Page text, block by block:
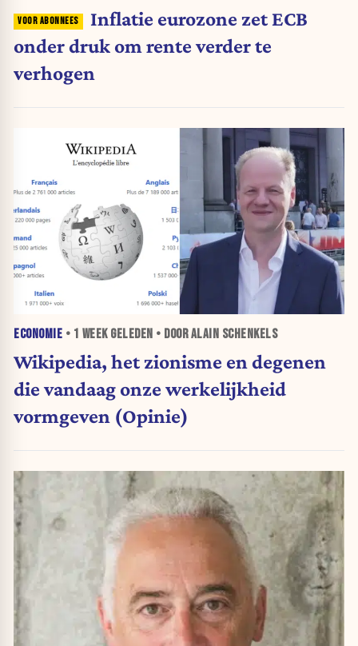
Inflatie eurozone zet ECB
onder druk om rente verder te
verhogen
ECONOMIE • 1 WEEKGELEDEN • DOOR ALAIN SCHENKELS
Wikipedia, het zionisme en degenen
die vandaag onze werkelijkheid
vormgeven (Opinie)